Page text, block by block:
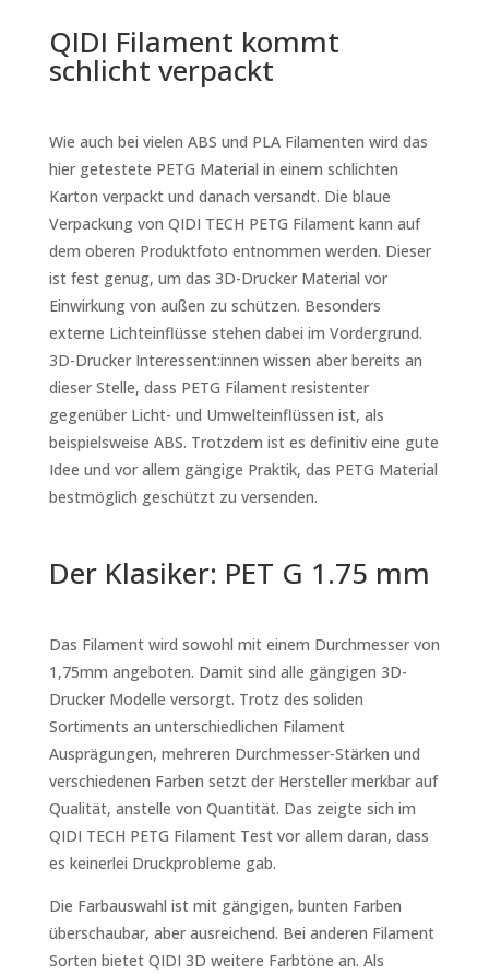
QIDI Filament kommt
schlicht verpackt
Wie auch bei vielen ABS und PLA Filamenten wird das
hier getestete PETG Material in einem schlichten
Karton verpackt und danach versandt. Die blaue
Verpackung von QIDI TECH PETG Filament kann auf
dem oberen Produktfoto entnommen werden. Dieser
ist fest genug, um das 3D-Drucker Material vor
Einwirkung von außen zu schützen. Besonders
externe Lichteinflüsse stehen dabei im Vordergrund.
3D-Drucker Interessent:innen wissen aber bereits an
dieser Stelle, dass PETG Filament resistenter
gegenüber Licht- und Umwelteinflüssen ist, als
beispielsweise ABS. Trotzdem ist es definitiv eine gute
Idee und vor allem gängige Praktik, das PETG Material
bestmöglich geschützt zu versenden.
Der Klasiker: PET G 1.75 mm
Das Filament wird sowohl mit einem Durchmesser von
1,75mm angeboten. Damit sind alle gängigen 3D-
Drucker Modelle versorgt. Trotz des soliden
Sortiments an unterschiedlichen Filament
Ausprägungen, mehreren Durchmesser-Stärken und
verschiedenen Farben setzt der Hersteller merkbar auf
Qualität, anstelle von Quantität. Das zeigte sich im
QIDI TECH PETG Filament Test vor allem daran, dass
es keinerlei Druckprobleme gab.
Die Farbauswahl ist mit gängigen, bunten Farben
überschaubar, aber ausreichend. Bei anderen Filament
Sorten bietet QIDI 3D weitere Farbtöne an. Als